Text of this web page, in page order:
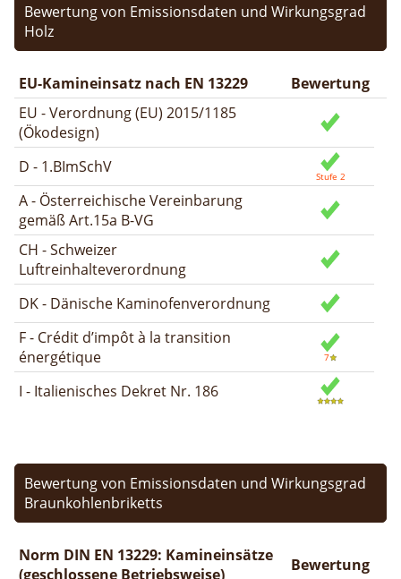
Bewertung von Emissionsdaten und Wirkungsgrad
Holz
EU-Kamineinsatz nach EN 13229
Bewertung
EU - Verordnung (EU) 2015/1185
(Ökodesign)
D - 1.BImSchV
A - Österreichische Vereinbarung
gemäß Art.15a B-VG
CH - Schweizer
Luftreinhalteverordnung
DK - Dänische Kaminofenverordnung
F - Crédit d’impôt à la transition
énergétique
I - Italienisches Dekret Nr. 186
Bewertung von Emissionsdaten und Wirkungsgrad
Braunkohlenbriketts
Norm DIN EN 13229: Kamineinsätze
(geschlossene Betriebsweise)
Bewertung